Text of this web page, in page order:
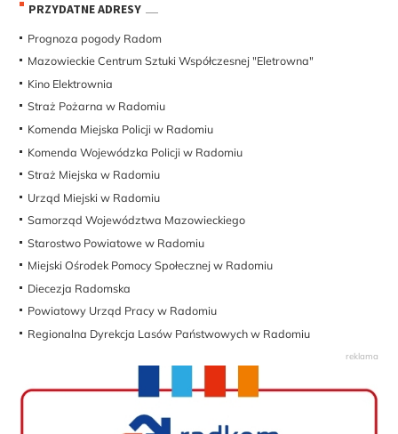
PRZYDATNE ADRESY
Prognoza pogody Radom
Mazowieckie Centrum Sztuki Współczesnej "Eletrowna"
Kino Elektrownia
Straż Pożarna w Radomiu
Komenda Miejska Policji w Radomiu
Komenda Wojewódzka Policji w Radomiu
Straż Miejska w Radomiu
Urząd Miejski w Radomiu
Samorząd Województwa Mazowieckiego
Starostwo Powiatowe w Radomiu
Miejski Ośrodek Pomocy Społecznej w Radomiu
Diecezja Radomska
Powiatowy Urząd Pracy w Radomiu
Regionalna Dyrekcja Lasów Państwowych w Radomiu